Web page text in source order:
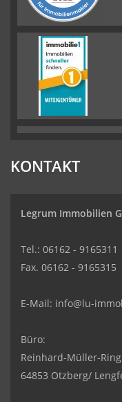
KONTAKT
Legrum Immobilien
Tel.: 06162 - 9165311
Fax. 06162 - 9165315
E-Mail: info@lu-
Büro:
Reinhard-Müller-
64853 Otzberg/